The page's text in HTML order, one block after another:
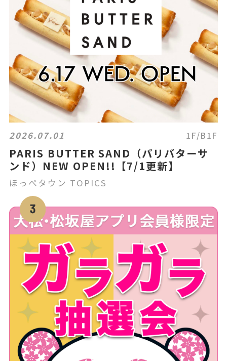
2026.07.01 1F/B1F
PARIS BUTTER SAND（パリバターサ
ンド）NEW OPEN!!【7/1更新】
ほっぺタウン TOPICS